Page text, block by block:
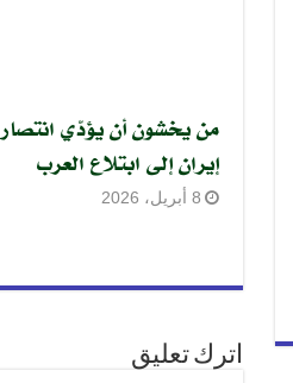
من يخشون أن يؤدّي انتصار
إيران إلى ابتلاع العرب
8 أبريل، 2026
اترك تعليق